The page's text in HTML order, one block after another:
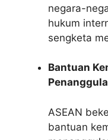
negara-
hukum
sengketa
Bantuan
ASEAN
bantuan